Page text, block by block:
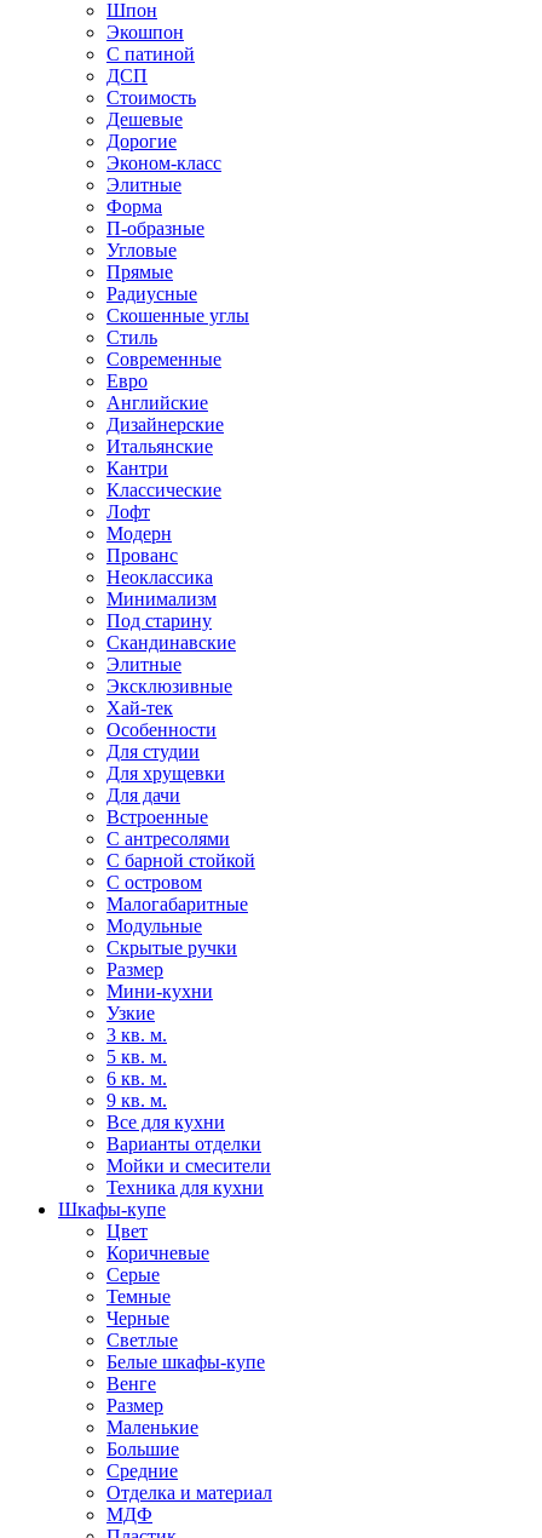
Шпон
Экошпон
С патиной
ДСП
Стоимость
Дешевые
Дорогие
Эконом-класс
Элитные
Форма
П-образные
Угловые
Прямые
Радиусные
Скошенные углы
Стиль
Современные
Евро
Английские
Дизайнерские
Итальянские
Кантри
Классические
Лофт
Модерн
Прованс
Неоклассика
Минимализм
Под старину
Скандинавские
Элитные
Эксклюзивные
Хай-тек
Особенности
Для студии
Для хрущевки
Для дачи
Встроенные
С антресолями
С барной стойкой
С островом
Малогабаритные
Модульные
Скрытые ручки
Размер
Мини-кухни
Узкие
3 кв. м.
5 кв. м.
6 кв. м.
9 кв. м.
Все для кухни
Варианты отделки
Мойки и смесители
Техника для кухни
Шкафы-купе
Цвет
Коричневые
Серые
Темные
Черные
Светлые
Белые шкафы-купе
Венге
Размер
Маленькие
Большие
Средние
Отделка и материал
МДФ